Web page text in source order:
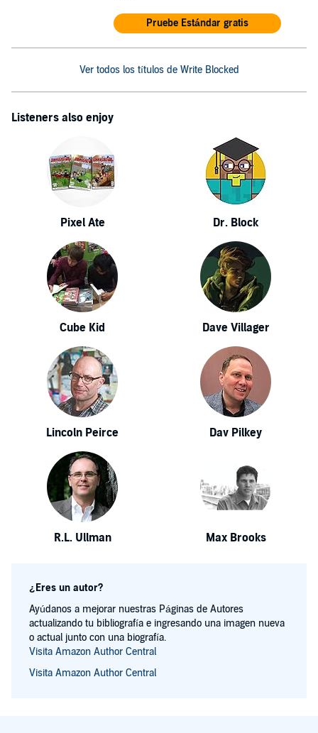
Pruebe Estándar gratis
Ver todos los títulos de Write Blocked
Listeners also enjoy
Pixel Ate Dr. Block
Cube Kid Dave Villager
Lincoln Peirce Dav Pilkey
R.L. Ullman Max Brooks
¿Eres un autor?
Ayúdanos a mejorar nuestras Páginas de Autores
actualizando tu bibliografía e ingresando una imagen nueva
o actual junto con una biografía.
Visita Amazon Author Central
Visita Amazon Author Central